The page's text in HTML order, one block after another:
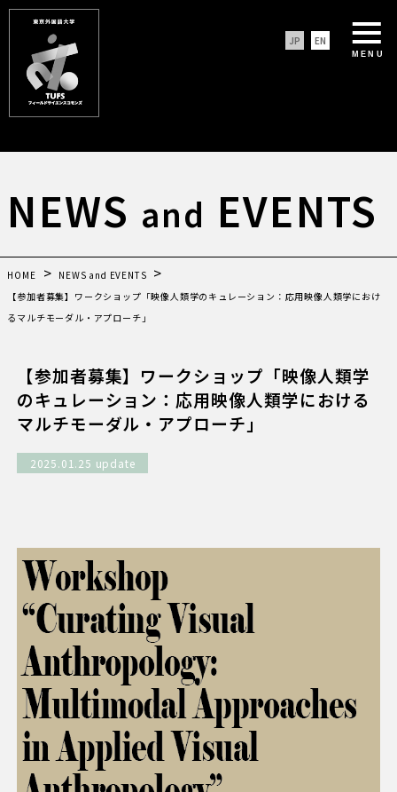
JP EN
MENU
NEWS and EVENTS
HOME
NEWS and EVENTS
【参加者募集】ワークショップ「映像人類学のキュレーション：応用映像人類学におけ
るマルチモーダル・アプローチ」
【参加者募集】ワークショップ「映像人類学
のキュレーション：応用映像人類学における
マルチモーダル・アプローチ」
2025.01.25 update